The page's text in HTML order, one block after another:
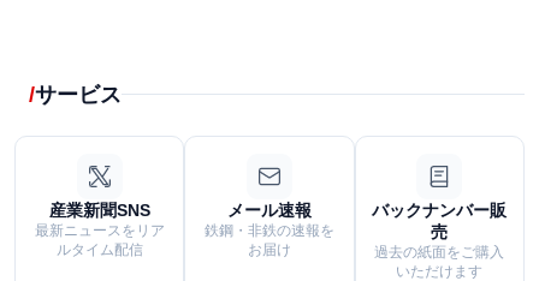
サービス
産業新聞SNS
最新ニュースをリア
ルタイム配信
メール速報
鉄鋼・非鉄の速報を
お届け
バックナンバー販
売
過去の紙面をご購入
いただけます